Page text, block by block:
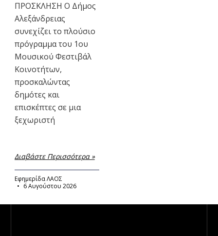
ΠΡΟΣΚΛΗΣΗ Ο Δήμος
Αλεξάνδρειας
συνεχίζει το πλούσιο
πρόγραμμα του 1ου
Μουσικού Φεστιβάλ
Κοινοτήτων,
προσκαλώντας
δημότες και
επισκέπτες σε μια
ξεχωριστή
Διαβάστε Περισσότερα »
Εφημερίδα ΛΑΟΣ
6 Αυγούστου 2026